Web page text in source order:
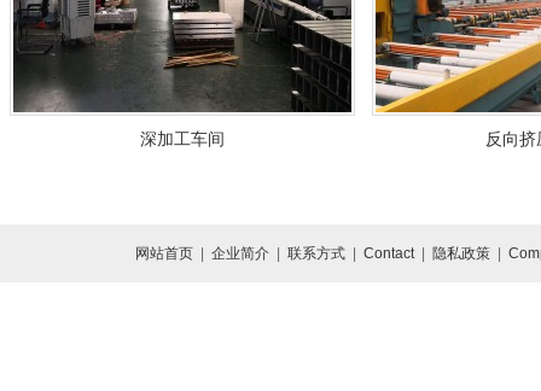
深加工车间 反向
网站首页| 企业简介| 联系方式| Contact| 隐私政策|